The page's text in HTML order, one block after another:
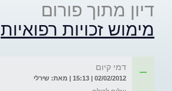
דיון מתוך פורום
מימוש זכויות רפואיות
דמי קיום
02/02/2012 | 15:13 | מאת: שירלי